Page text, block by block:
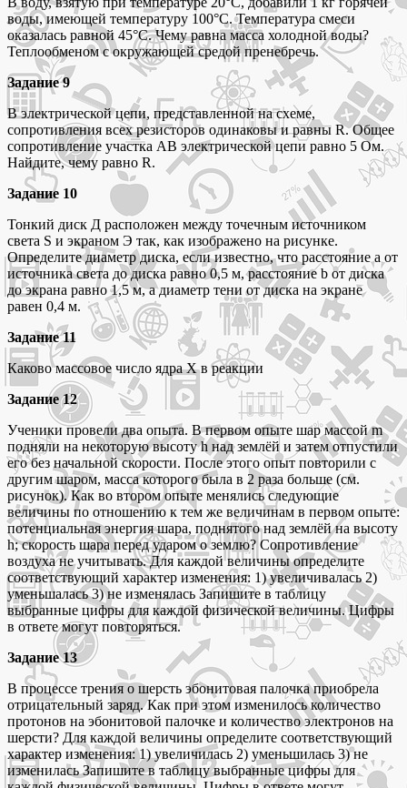
воды, имеющей температуру 100°С. Температура смеси
оказалась равной 45°С. Чему равна масса холодной воды?
Теплообменом с окружающей средой пренебречь.
Задание 9
В электрической цепи, представленной на схеме,
сопротивления всех резисторов одинаковы и равны R. Общее
сопротивление участка AB электрической цепи равно 5 Ом.
Найдите, чему равно R.
Задание 10
Тонкий диск Д расположен между точечным источником
света S и экраном Э так, как изображено на рисунке.
Определите диаметр диска, если известно, что расстояние а от
источника света до диска равно 0,5 м, расстояние b от диска
до экрана равно 1,5 м, а диаметр тени от диска на экране
равен 0,4 м.
Задание 11
Каково массовое число ядра X в реакции
Задание 12
Ученики провели два опыта. В первом опыте шар массой m
подняли на некоторую высоту h над землёй и затем отпустили
его без начальной скорости. После этого опыт повторили с
другим шаром, масса которого была в 2 раза больше (см.
рисунок). Как во втором опыте менялись следующие
величины по отношению к тем же величинам в первом опыте:
потенциальная энергия шара, поднятого над землёй на высоту
h; скорость шара перед ударом о землю? Сопротивление
воздуха не учитывать. Для каждой величины определите
соответствующий характер изменения: 1) увеличивалась 2)
уменьшалась 3) не изменялась Запишите в таблицу
выбранные цифры для каждой физической величины. Цифры
в ответе могут повторяться.
Задание 13
В процессе трения о шерсть эбонитовая палочка приобрела
отрицательный заряд. Как при этом изменилось количество
протонов на эбонитовой палочке и количество электронов на
шерсти? Для каждой величины определите соответствующий
характер изменения: 1) увеличилась 2) уменьшилась 3) не
изменилась Запишите в таблицу выбранные цифры для